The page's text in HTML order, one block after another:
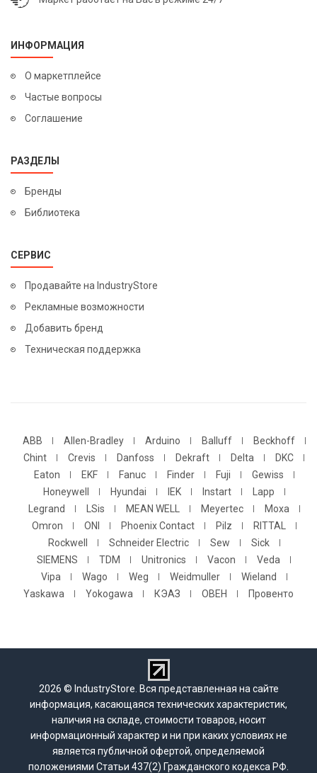
ИНФОРМАЦИЯ
О маркетплейсе
Частые вопросы
Соглашение
РАЗДЕЛЫ
Бренды
Библиотека
СЕРВИС
Продавайте на IndustryStore
Рекламные возможности
Добавить бренд
Техническая поддержка
ABB Allen-Bradley Arduino Balluff
Beckhoff
Chint
Crevis Danfoss Dekraft Delta
DKC
Eaton
EKF Fanuc Finder Fuji
Gewiss
Honeywell
Hyundai IEK Instart
Lapp
Legrand
LSis MEAN WELL Meyertec
Moxa
Omron
ONI Phoenix Contact Pilz
RITTAL
Rockwell
Schneider Electric Sew
Sick
SIEMENS
TDM Unitronics Vacon
Veda
Vipa
Wago Weg Weidmuller
Wieland
Yaskawa
Yokogawa КЭАЗ ОВЕН Провенто
2026 © IndustryStore. Вся представленная на сайте
информация, касающаяся технических характеристик,
наличия на складе, стоимости товаров, носит
информационный характер и ни при каких условиях не
является публичной офертой, определяемой
положениями Статьи 437(2) Гражданского кодекса РФ.